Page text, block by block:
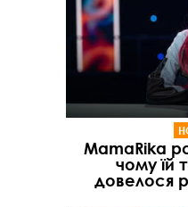
MamaRika
чому їй
довелося